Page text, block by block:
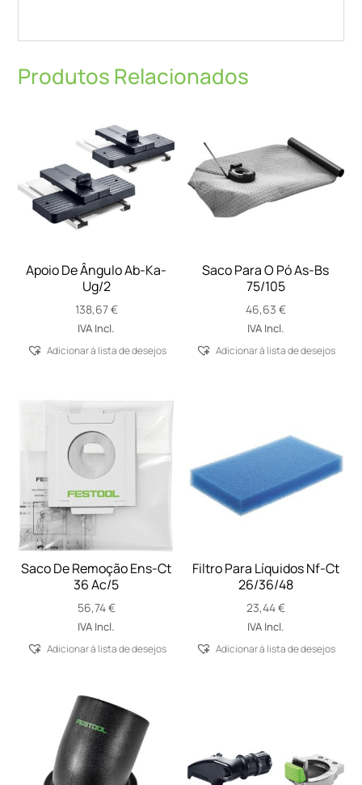
Produtos Relacionados
Apoio De Ângulo Ab-Ka-
Ug/2
138,67€
IVA Incl.
Adicionar á lista de desejos
Saco Para O Pó As-Bs
75/105
46,63 €
IVA Incl.
Adicionar á lista de desejos
Saco De Remoção Ens-Ct
36 Ac/5
56,74€
IVA Incl.
Adicionar á lista de desejos
Filtro Para Líquidos Nf-Ct
26/36/48
23,44€
IVA Incl.
Adicionar á lista de desejos